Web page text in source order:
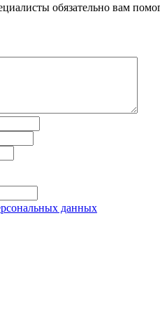
обязательно вам
данных